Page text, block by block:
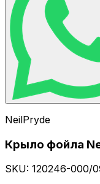
NeilPryde
Крыло фойла
SKU: 120246-000/